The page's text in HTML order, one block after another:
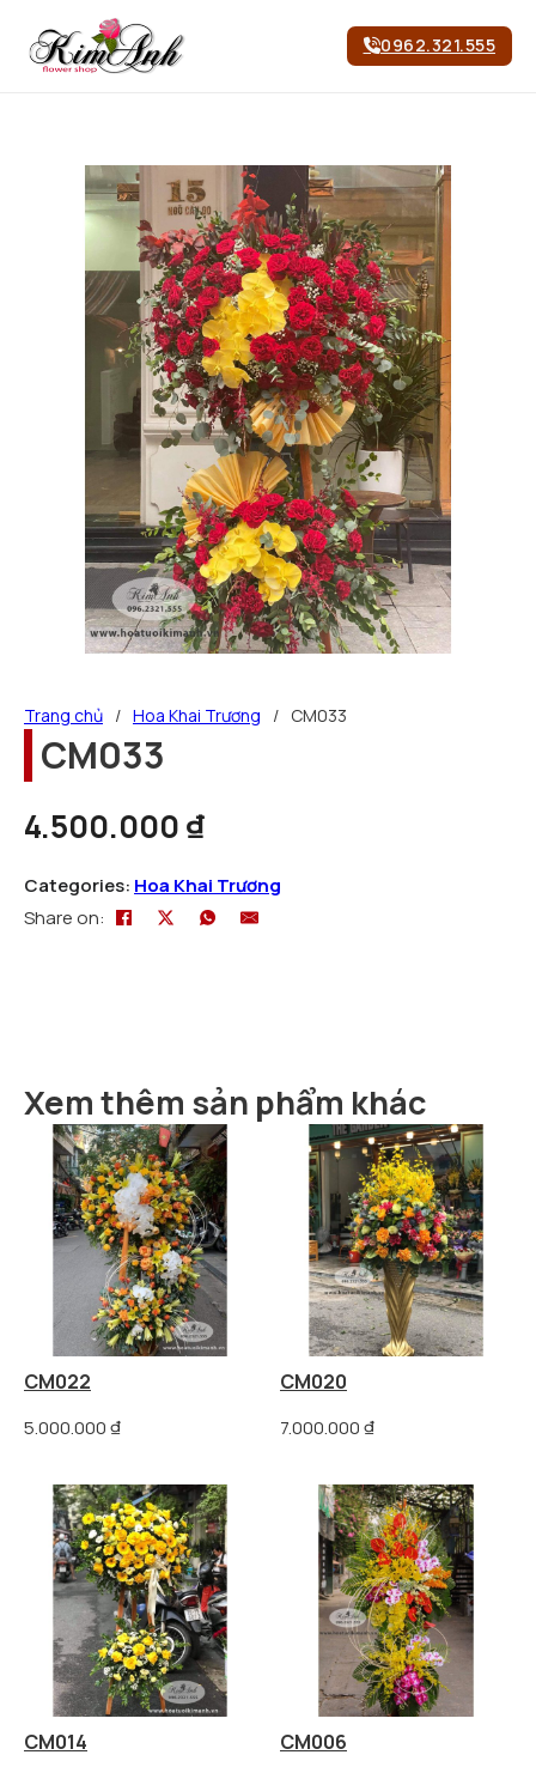
0962.321.555
Trang chủ / Hoa Khai Trương / CM033
CM033
4.500.000₫
Categories: Hoa Khai Trương
Share on:
Xem thêm sản phẩm khác
CM022
5.000.000₫
CM020
7.000.000₫
CM014 CM006